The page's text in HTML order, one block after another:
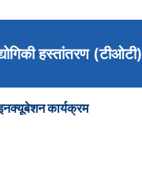
हस्तांतरण (टीओटी)
कार्यक्रम